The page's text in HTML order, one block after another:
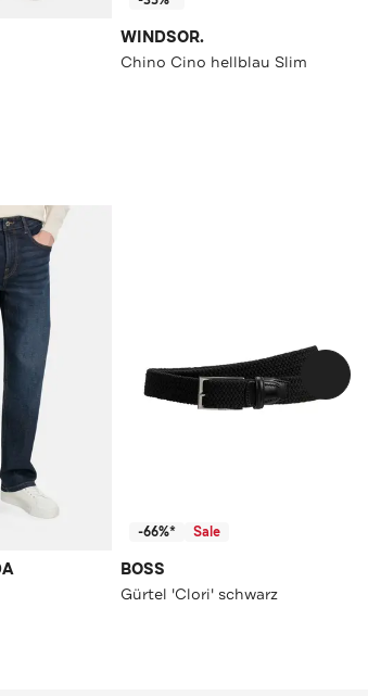
WINDSOR.
Chino Cino hellblau Slim
-66%* Sale
BOSS
Gürtel 'Clori' schwarz